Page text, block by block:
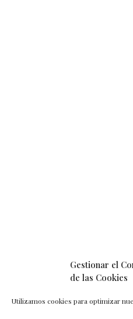
Gestionar el
de las Cookies
Utilizamos cookies para optimizar